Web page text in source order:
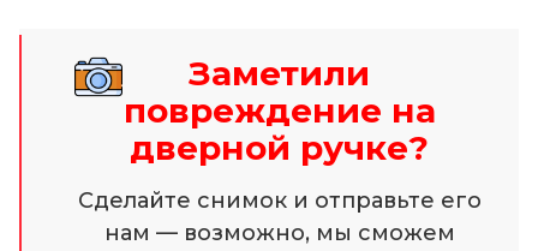
Заметили
повреждение на
дверной ручке?
Сделайте снимок и отправьте его
нам — возможно, мы сможем